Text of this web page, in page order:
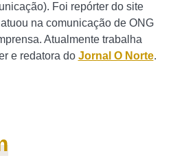
Foi repórter do site
na comunicação de ONG
Atualmente trabalha
e redatora do Jornal O Norte.